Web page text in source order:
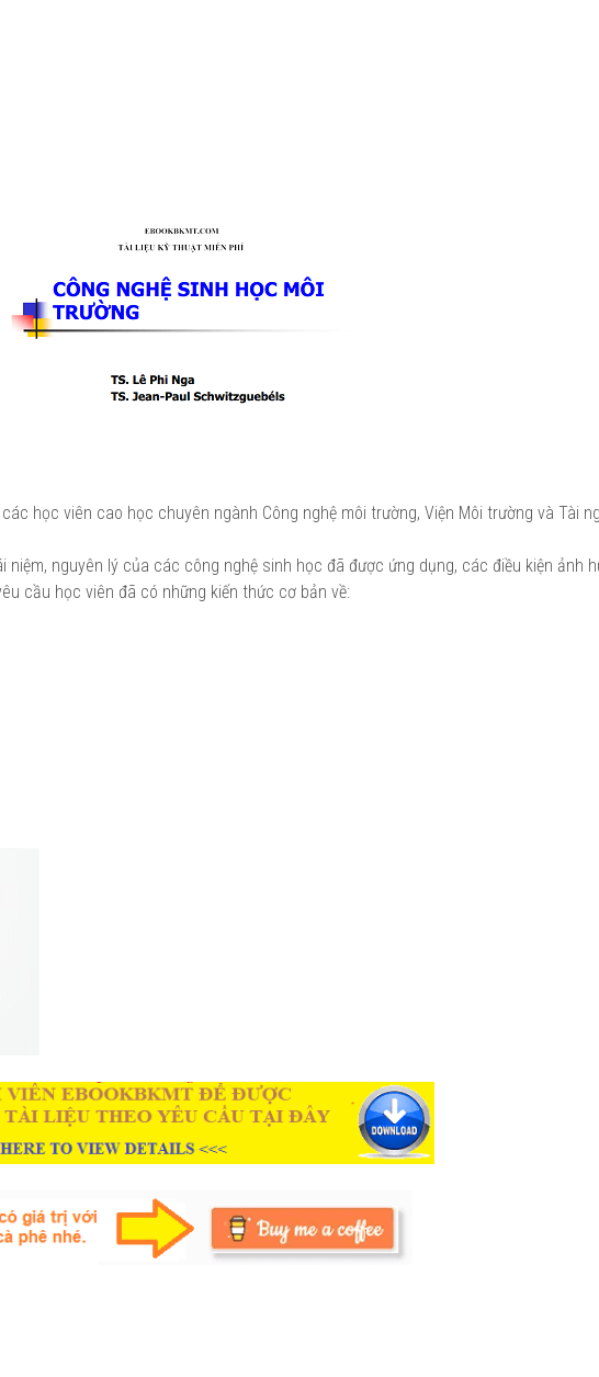
học viên cao học chuyên ngành Công nghệ môi trường, Viện Môi trường và Tài
niệm, nguyên lý của các công nghệ sinh học đã được ứng dụng, các điều kiện ảnh
cầu học viên đã có những kiến thức cơ bản về: